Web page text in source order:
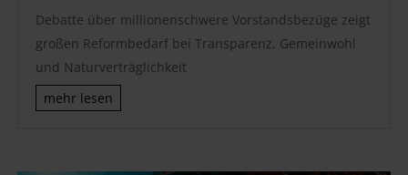
Debatte über millionenschwere Vorstandsbezüge zeigt
großen Reformbedarf bei Transparenz, Gemeinwohl
und Naturverträglichkeit
mehr lesen